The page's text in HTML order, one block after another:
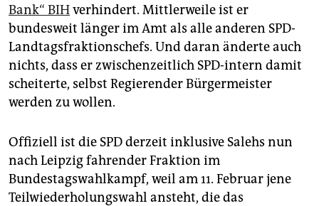
Bank“ BIHverhindert. Mittlerweile ist er
bundesweit länger im Amt als alle anderen SPD-
Landtagsfraktionschefs. Und daran änderte auch
nichts, dass er zwischenzeitlich SPD-intern damit
scheiterte, selbst Regierender Bürgermeister
werden zu wollen.
Offiziell ist die SPD derzeit inklusive Salehs nun
nach Leipzig fahrender Fraktion im
Bundestagswahlkampf, weil am 11. Februar jene
Teilwiederholungswahl ansteht, die das